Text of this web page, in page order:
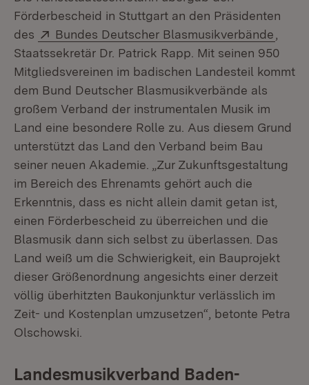
Förderbescheid in Stuttgart an den Präsidenten
des
Extern:
Bundes Deutscher Blasmusikverbände
Staatssekretär Dr. Patrick Rapp. Mit seinen 950
Mitgliedsvereinen im badischen Landesteil kommt
dem Bund Deutscher Blasmusikverbände als
großem Verband der instrumentalen Musik im
Land eine besondere Rolle zu. Aus diesem Grund
unterstützt das Land den Verband beim Bau
seiner neuen Akademie. „Zur Zukunftsgestaltung
im Bereich des Ehrenamts gehört auch die
Erkenntnis, dass es nicht allein damit getan ist,
einen Förderbescheid zu überreichen und die
Blasmusik dann sich selbst zu überlassen. Das
Land weiß um die Schwierigkeit, ein Bauprojekt
dieser Größenordnung angesichts einer derzeit
völlig überhitzten Baukonjunktur verlässlich im
Zeit- und Kostenplan umzusetzen“, betonte Petra
Olschowski.
Landesmusikverband Baden-